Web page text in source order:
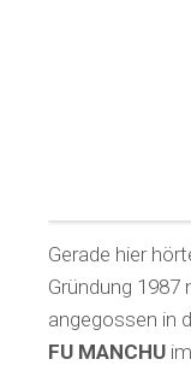
Gerade hier
Gründung
angegossen in
FU MANCHU